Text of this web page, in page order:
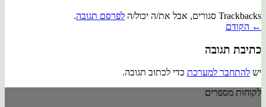
Trackbacks סגורים, אבל את/ה יכול/ה לפרסם תגובה.
← הקודם
כתיבת תגובה
יש להתחבר למערכת כדי לכתוב תגובה.
לקוחות מספרים